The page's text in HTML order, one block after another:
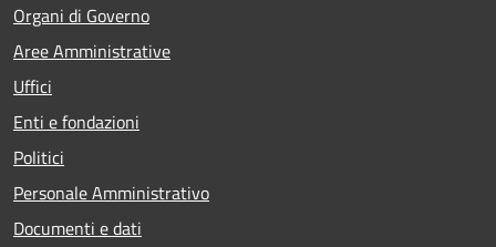
Organi di Governo
Aree Amministrative
Uffici
Enti e fondazioni
Politici
Personale Amministrativo
Documenti e dati